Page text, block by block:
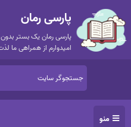
پارسی رمان
پارسی رمان یک بستر
امیدوارم از همراهی ما
منو